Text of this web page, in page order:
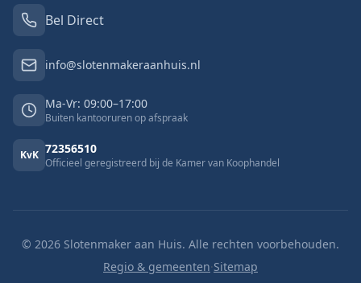
Bel Direct
info@slotenmakeraanhuis.nl
Ma-Vr: 09:00–17:00
Buiten kantooruren op afspraak
KvK 72356510
Officieel geregistreerd bij de Kamer van Koophandel
© 2026 Slotenmaker aan Huis. Alle rechten voorbehouden.
Regio & gemeenten·Sitemap